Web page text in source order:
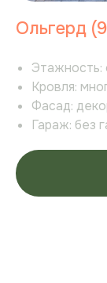
Ольгерд
Этажность:
Кровля:
Фасад:
Гараж: без